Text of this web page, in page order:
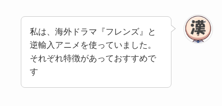
私は、海外ドラマ『フレンズ』と
逆輸入アニメを使っていました。
それぞれ特徴があっておすすめで
す